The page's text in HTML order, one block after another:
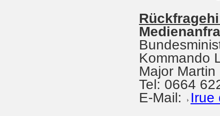
Kommando
Major
Tel: 0664
E-Mail:
Irue